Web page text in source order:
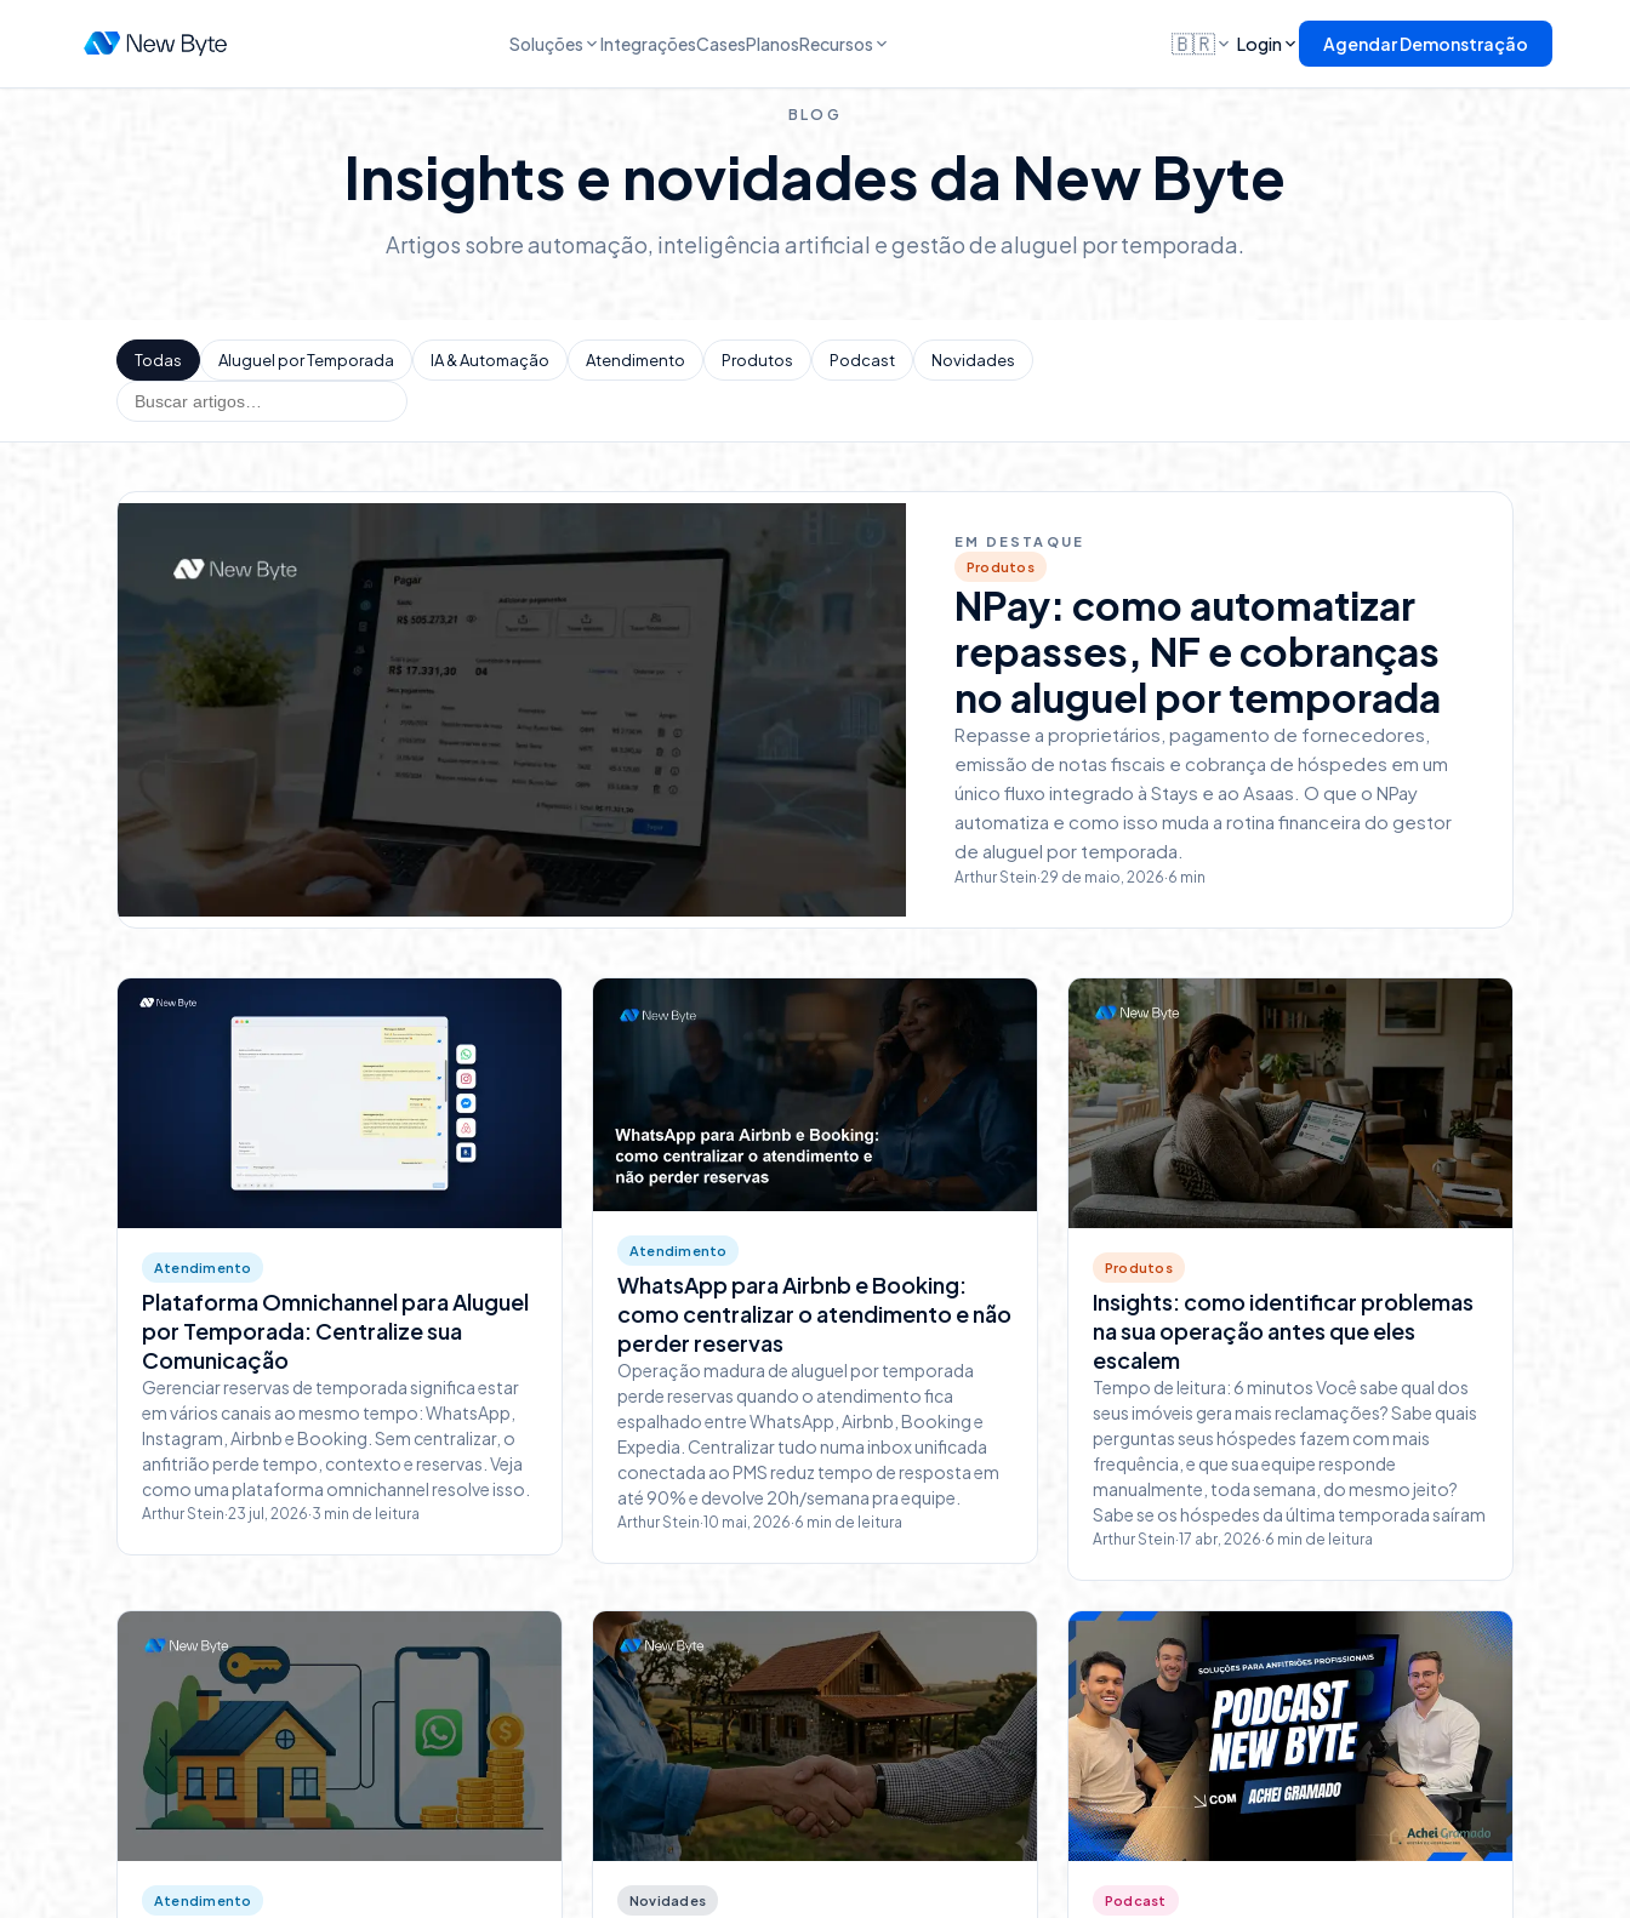
Soluções IntegraçõesCasesPlanosRecursos 🇧🇷 Login Agendar Demonstração
BLOG
Insights e novidades da New Byte
Artigos sobre automação, inteligência artificial e gestão de aluguel por temporada.
Todas Aluguel por Temporada IA & Automação Atendimento Produtos Podcast Novidades
Buscar artigos
EM DESTAQUE
Produtos
NPay: como automatizar
repasses, NF e cobranças
no aluguel por temporada
Repasse a proprietários, pagamento de fornecedores,
emissão de notas fiscais e cobrança de hóspedes em um
único fluxo integrado à Stays e ao Asaas. O que o NPay
automatiza e como isso muda a rotina financeira do gestor
de aluguel por temporada.
Arthur Stein·29 de maio, 2026·6 min
Atendimento
Plataforma Omnichannel para Aluguel
por Temporada: Centralize sua
Comunicação
Gerenciar reservas de temporada significa estar
em vários canais ao mesmo tempo: WhatsApp,
Instagram, Airbnb e Booking. Sem centralizar, o
anfitrião perde tempo, contexto e reservas. Veja
como uma plataforma omnichannel resolve isso.
Arthur Stein·23 jul, 2026·3 min de leitura
Atendimento
WhatsApp para Airbnb e Booking:
como centralizar o atendimento e não
perder reservas
Operação madura de aluguel por temporada
perde reservas quando o atendimento fica
espalhado entre WhatsApp, Airbnb, Booking e
Expedia. Centralizar tudo numa inbox unificada
conectada ao PMS reduz tempo de resposta em
até 90% e devolve 20h/semana pra equipe.
Arthur Stein·10 mai, 2026·6 min de leitura
Produtos
Insights: como identificar problemas
na sua operação antes que eles
escalem
Tempo de leitura: 6 minutos Você sabe qual dos
seus imóveis gera mais reclamações? Sabe quais
perguntas seus hóspedes fazem com mais
frequência, e que sua equipe responde
manualmente, toda semana, do mesmo jeito?
Sabe se os hóspedes da última temporada saíram
Arthur Stein·17 abr, 2026·6 min de leitura
Atendimento Novidades Podcast